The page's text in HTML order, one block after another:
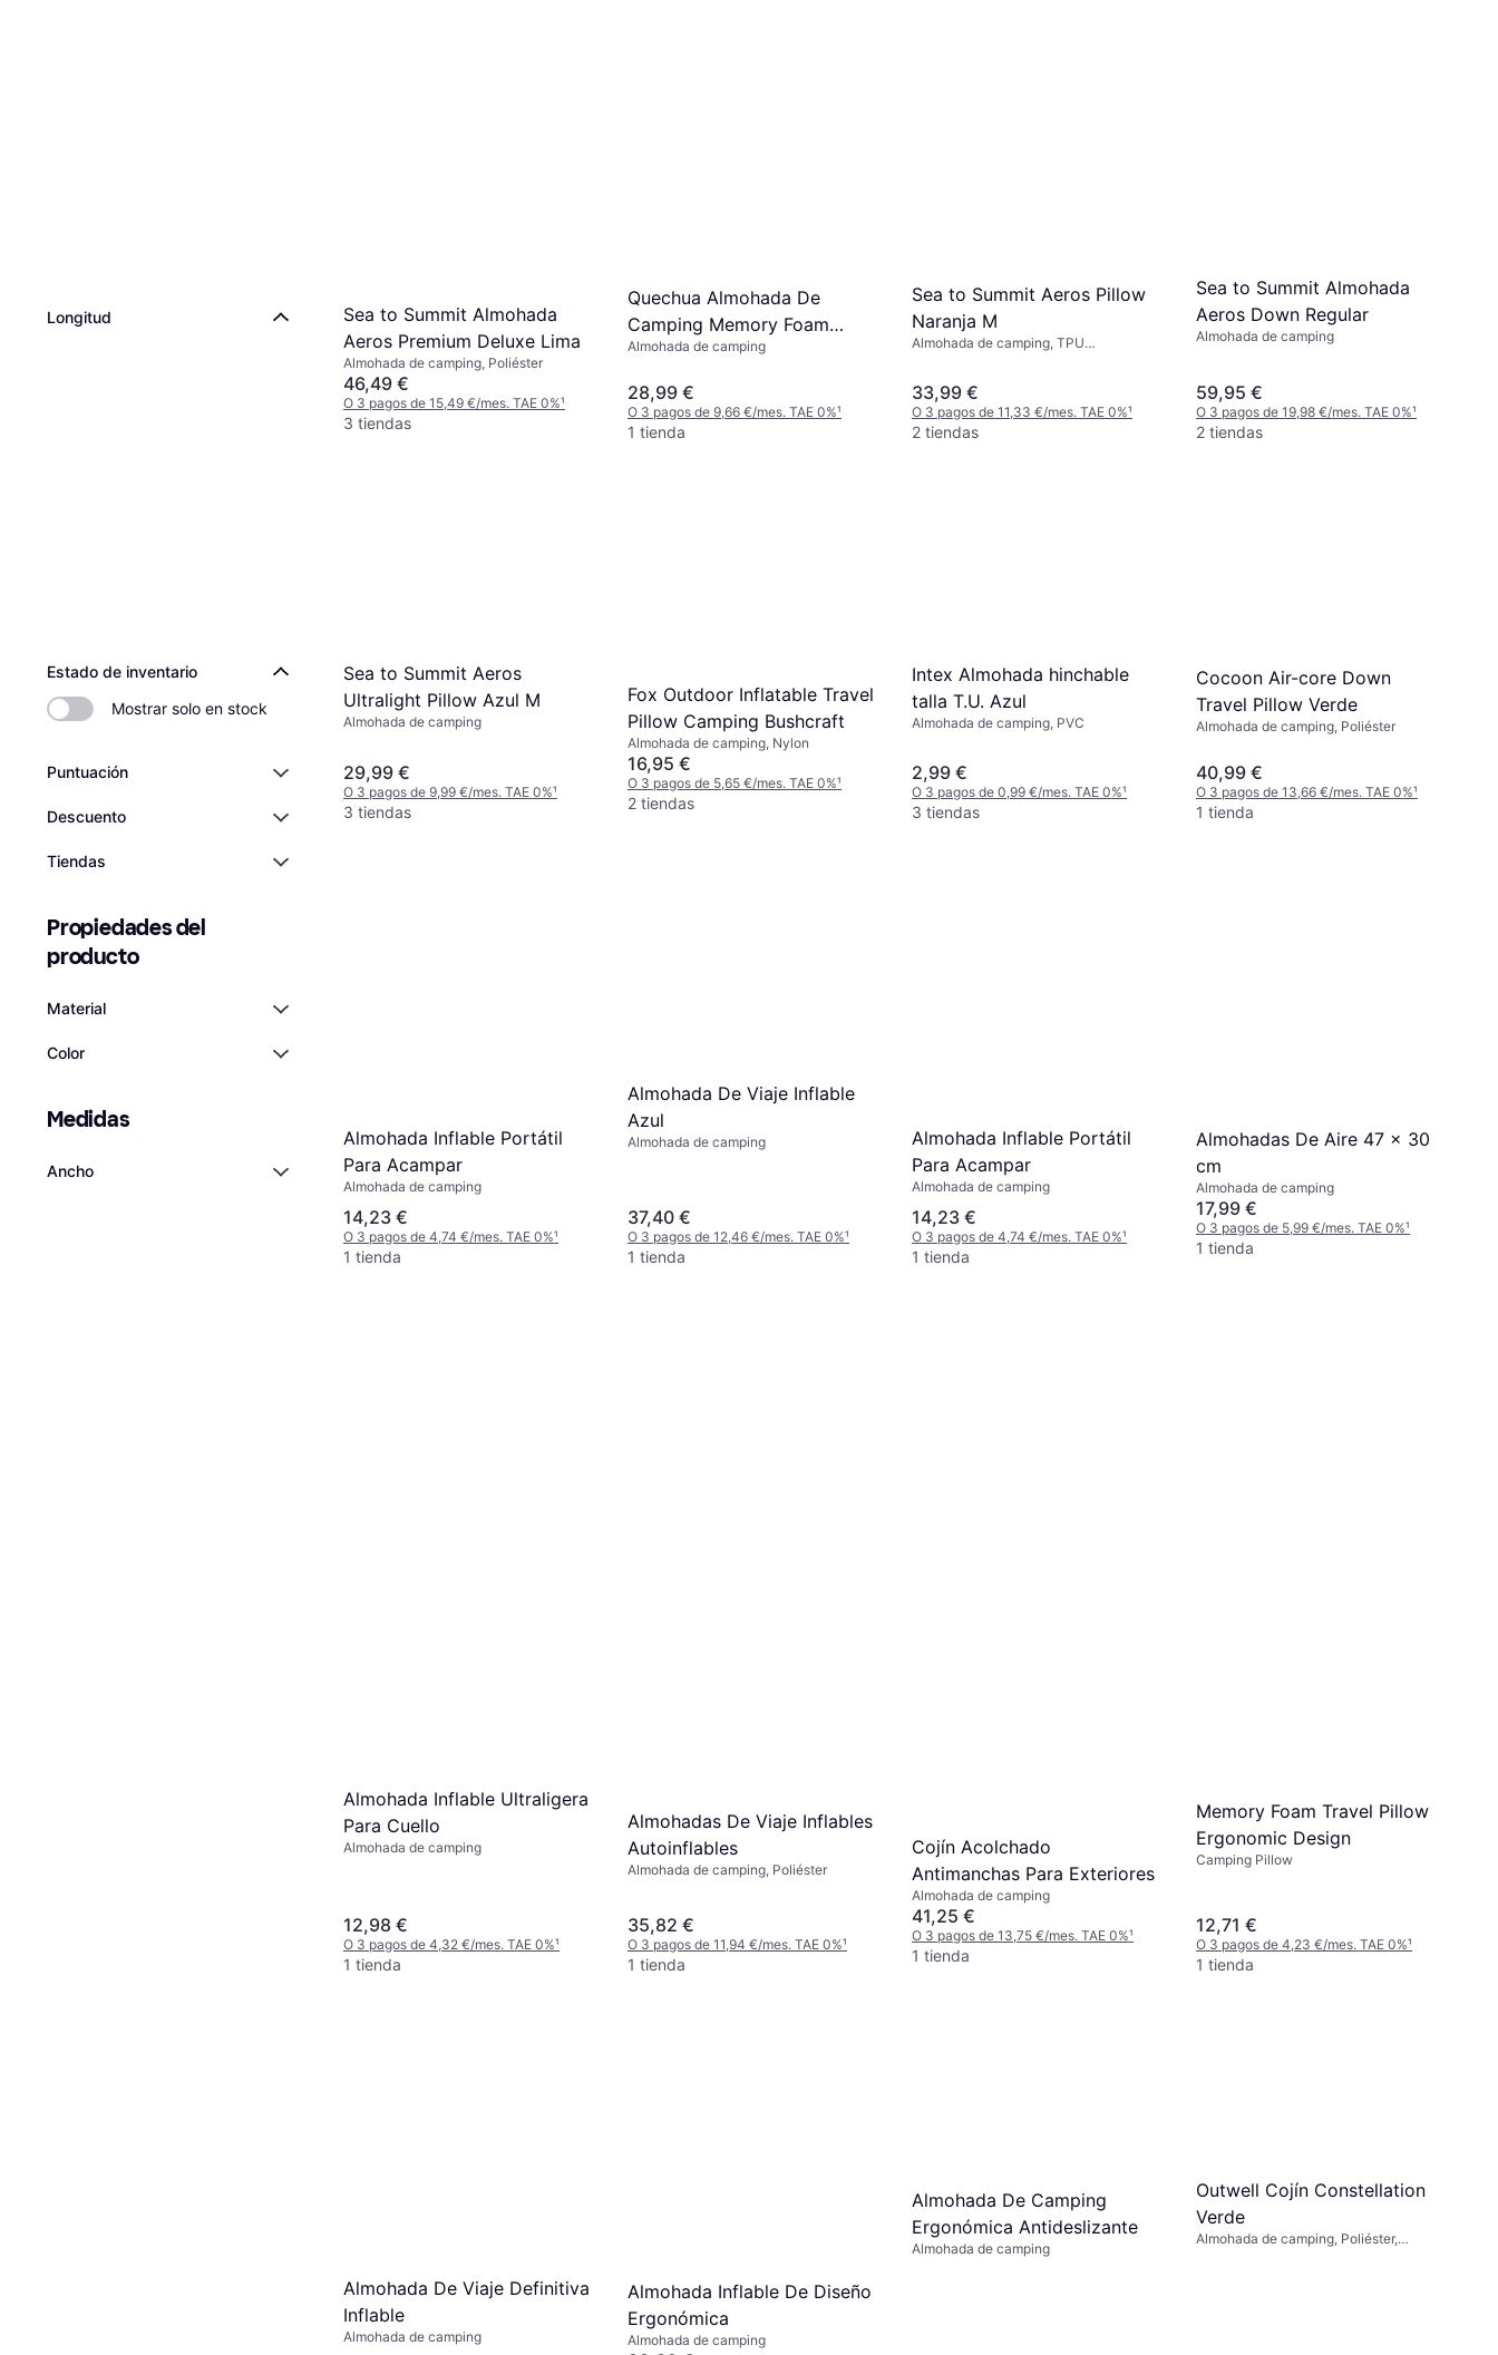
Longitud
Estado de inventario
Mostrar solo en stock
Puntuación
Descuento
Tiendas
Propiedades del
producto
Material
Color
Medidas
Ancho
Sea to Summit Almohada
Aeros Premium Deluxe Lima
Almohada de camping, Poliéster
46,49 €
O 3 pagos de 15,49 €/mes. TAE 0%¹
3 tiendas
Quechua Almohada De
Camping Memory Foam
Ultim COmfort XL
Almohada de camping
28,99 €
O 3 pagos de 9,66 €/mes. TAE 0%¹
1 tienda
Sea to Summit Aeros Pillow
Naranja M
Almohada de camping, TPU
33,99 €
O 3 pagos de 11,33 €/mes. TAE 0%¹
2 tiendas
Sea to Summit Almohada
Aeros Down Regular
Almohada de camping
59,95 €
O 3 pagos de 19,98 €/mes. TAE 0%¹
2 tiendas
Sea to Summit Aeros
Ultralight Pillow Azul M
Almohada de camping
29,99 €
O 3 pagos de 9,99 €/mes. TAE 0%¹
3 tiendas
Fox Outdoor Inflatable Travel
Pillow Camping Bushcraft
Almohada de camping, Nylon
16,95 €
O 3 pagos de 5,65 €/mes. TAE 0%¹
2 tiendas
Intex Almohada hinchable
talla T.U. Azul
Almohada de camping, PVC
2,99 €
O 3 pagos de 0,99 €/mes. TAE 0%¹
3 tiendas
Cocoon Air-core Down
Travel Pillow Verde
Almohada de camping, Poliéster
40,99 €
O 3 pagos de 13,66 €/mes. TAE 0%¹
1 tienda
Almohada Inflable Portátil
Para Acampar
Almohada de camping
14,23 €
O 3 pagos de 4,74 €/mes. TAE 0%¹
1 tienda
Almohada De Viaje Inflable
Azul
Almohada de camping
37,40 €
O 3 pagos de 12,46 €/mes. TAE 0%¹
1 tienda
Almohada Inflable Portátil
Para Acampar
Almohada de camping
14,23 €
O 3 pagos de 4,74 €/mes. TAE 0%¹
1 tienda
Almohadas De Aire 47 x 30
cm
Almohada de camping
17,99 €
O 3 pagos de 5,99 €/mes. TAE 0%¹
1 tienda
Almohada Inflable Ultraligera
Para Cuello
Almohada de camping
12,98 €
O 3 pagos de 4,32 €/mes. TAE 0%¹
1 tienda
Almohadas De Viaje Inflables
Autoinflables
Almohada de camping, Poliéster
35,82 €
O 3 pagos de 11,94 €/mes. TAE 0%¹
1 tienda
Cojín Acolchado
Antimanchas Para Exteriores
Almohada de camping
41,25 €
O 3 pagos de 13,75 €/mes. TAE 0%¹
1 tienda
Memory Foam Travel Pillow
Ergonomic Design
Camping Pillow
12,71 €
O 3 pagos de 4,23 €/mes. TAE 0%¹
1 tienda
Almohada De Viaje Definitiva
Inflable
Almohada de camping
Almohada Inflable De Diseño
Ergonómica
Almohada de camping
Almohada De Camping
Ergonómica Antideslizante
Almohada de camping
Outwell Cojín Constellation
Verde
Almohada de camping, Poliéster,